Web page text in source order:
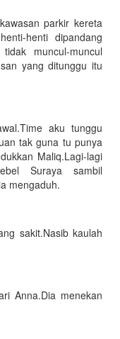
parkir kereta
henti dipandang
muncul-muncul
yang ditunggu itu
aku tunggu
tak guna tu punya
Maliq.Lagi-lagi
Suraya sambil
mengaduh.
sakit.Nasib kaulah
Anna.Dia menekan